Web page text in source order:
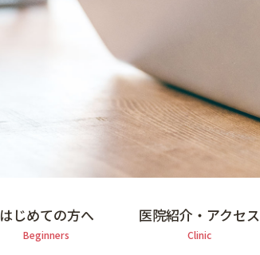
はじめての方へ
Beginners
医院紹介・アクセス
Clinic